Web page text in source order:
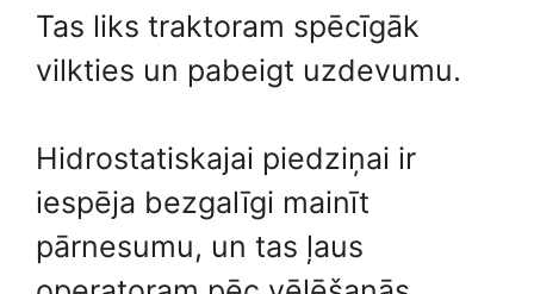
Tas liks traktoram spēcīgāk
vilkties un pabeigt uzdevumu.
Hidrostatiskajai piedziņai ir
iespēja bezgalīgi mainīt
pārnesumu, un tas ļaus